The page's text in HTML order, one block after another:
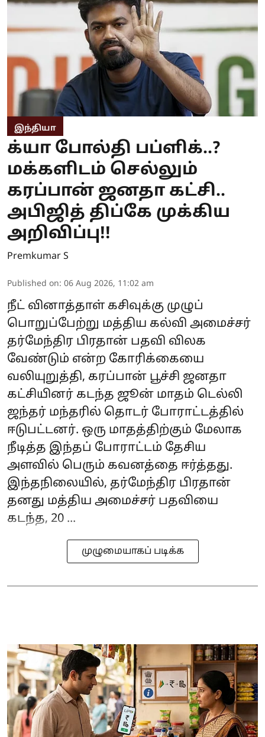
இந்தியா
க்யா போல்தி பப்ளிக்..?
மக்களிடம் செல்லும்
கரப்பான் ஜனதா கட்சி..
அபிஜித் திப்கே முக்கிய
அறிவிப்பு!!
Premkumar S
Published on: 06 Aug 2026, 11:02 am
நீட் வினாத்தாள் கசிவுக்கு முழுப்
பொறுப்பேற்று மத்திய கல்வி அமைச்சர்
தர்மேந்திர பிரதான் பதவி விலக
வேண்டும் என்ற கோரிக்கையை
வலியுறுத்தி, கரப்பான் பூச்சி ஜனதா
கட்சியினர் கடந்த ஜூன் மாதம் டெல்லி
ஜந்தர் மந்தரில் தொடர் போராட்டத்தில்
ஈடுபட்டனர். ஒரு மாதத்திற்கும் மேலாக
நீடித்த இந்தப் போராட்டம் தேசிய
அளவில் பெரும் கவனத்தை ஈர்த்தது.
இந்தநிலையில், தர்மேந்திர பிரதான்
தனது மத்திய அமைச்சர் பதவியை
கடந்த, 20 ...
முழுமையாகப் படிக்க